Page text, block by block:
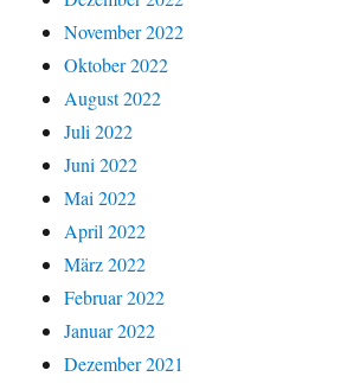
November 2022
Oktober 2022
August 2022
Juli 2022
Juni 2022
Mai 2022
April 2022
März 2022
Februar 2022
Januar 2022
Dezember 2021